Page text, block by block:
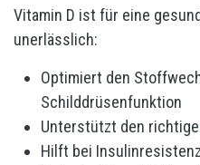
Vitamin D ist für eine
unerlässlich:
Optimiert den
Schilddrüsenfunktion
Unterstützt den
Hilft bei Insulinresistenz